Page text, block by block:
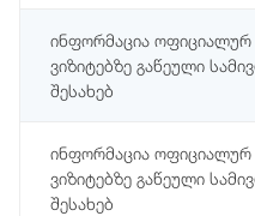
ინფორმაცია ოფიციალურ
ვიზიტებზე გაწეული
შესახებ
ინფორმაცია ოფიციალურ
ვიზიტებზე გაწეული
შესახებ